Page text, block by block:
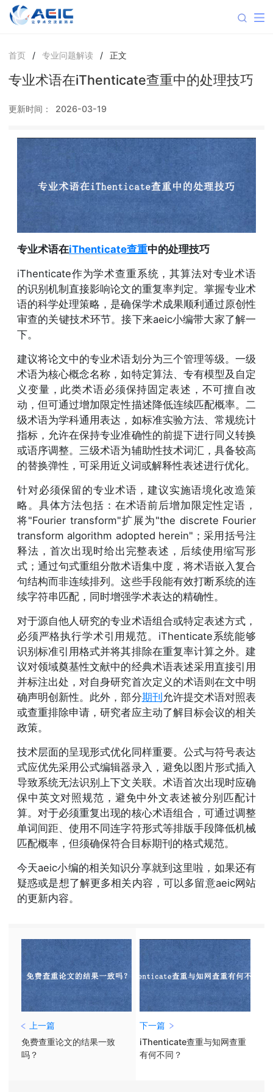
首页 / 专业问题解读 / 正文
专业术语在iThenticate查重中的处理技巧
更新时间： 2026-03-19
专业术语在iThenticate查重中的处理技巧
iThenticate作为学术查重系统，其算法对专业术语
的识别机制直接影响论文的重复率判定。掌握专业术
语的科学处理策略，是确保学术成果顺利通过原创性
审查的关键技术环节。接下来aeic小编带大家了解一
下。
建议将论文中的专业术语划分为三个管理等级。一级
术语为核心概念名称，如特定算法、专有模型及自定
义变量，此类术语必须保持固定表述，不可擅自改
动，但可通过增加限定性描述降低连续匹配概率。二
级术语为学科通用表达，如标准实验方法、常规统计
指标，允许在保持专业准确性的前提下进行同义转换
或语序调整。三级术语为辅助性技术词汇，具备较高
的替换弹性，可采用近义词或解释性表述进行优化。
针对必须保留的专业术语，建议实施语境化改造策
略。具体方法包括：在术语前后增加限定性定语，
将"Fourier transform"扩展为"the discrete Fourier
transform algorithm adopted herein"；采用括号注
释法，首次出现时给出完整表述，后续使用缩写形
式；通过句式重组分散术语集中度，将术语嵌入复合
句结构而非连续排列。这些手段能有效打断系统的连
续字符串匹配，同时增强学术表达的精确性。
对于源自他人研究的专业术语组合或特定表述方式，
必须严格执行学术引用规范。iThenticate系统能够
识别标准引用格式并将其排除在重复率计算之外。建
议对领域奠基性文献中的经典术语表述采用直接引用
并标注出处，对自身研究首次定义的术语则在文中明
确声明创新性。此外，部分期刊 允许提交术语对照表
或查重排除申请，研究者应主动了解目标会议的相关
政策。
技术层面的呈现形式优化同样重要。公式与符号表达
式应优先采用公式编辑器录入，避免以图片形式插入
导致系统无法识别上下文关联。术语首次出现时应确
保中英文对照规范，避免中外文表述被分别匹配计
算。对于必须重复出现的核心术语组合，可通过调整
单词间距、使用不同连字符形式等排版手段降低机械
匹配概率，但须确保符合目标期刊的格式规范。
今天aeic小编的相关知识分享就到这里啦，如果还有
疑惑或是想了解更多相关内容，可以多留意aeic网站
的更新内容。
上一篇
免费查重论文的结果一致
吗？
下一篇
iThenticate查重与知网查重
有何不同？